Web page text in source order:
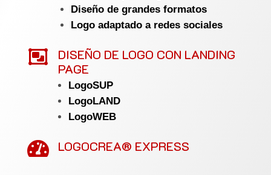
Diseño de grandes formatos
Logo adaptado a redes sociales

DISEÑO DE LOGO CON LANDING
PAGE
LogoSUP
LogoLAND
LogoWEB
 LOGOCREA® EXPRESS